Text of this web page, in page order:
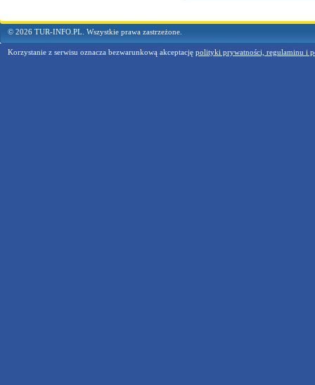
© 2026 TUR-INFO.PL. Wszystkie prawa zastrzeżone.
Korzystanie z serwisu oznacza bezwarunkową akceptację polityki prywatności, regulaminu i